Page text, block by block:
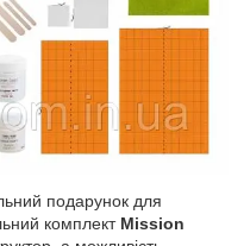
подарунок для
комплект Mission